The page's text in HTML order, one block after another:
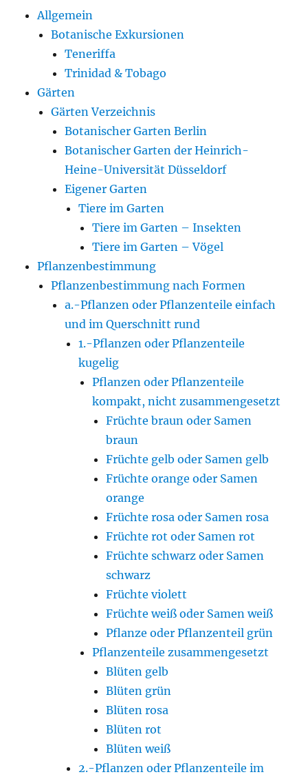
Allgemein
Botanische Exkursionen
Teneriffa
Trinidad & Tobago
Gärten
Gärten Verzeichnis
Botanischer Garten Berlin
Botanischer Garten der Heinrich-
Heine-Universität Düsseldorf
Eigener Garten
Tiere im Garten
Tiere im Garten – Insekten
Tiere im Garten – Vögel
Pflanzenbestimmung
Pflanzenbestimmung nach Formen
a.-Pflanzen oder Pflanzenteile einfach
und im Querschnitt rund
1.-Pflanzen oder Pflanzenteile
kugelig
Pflanzen oder Pflanzenteile
kompakt, nicht zusammengesetzt
Früchte braun oder Samen
braun
Früchte gelb oder Samen gelb
Früchte orange oder Samen
orange
Früchte rosa oder Samen rosa
Früchte rot oder Samen rot
Früchte schwarz oder Samen
schwarz
Früchte violett
Früchte weiß oder Samen weiß
Pflanze oder Pflanzenteil grün
Pflanzenteile zusammengesetzt
Blüten gelb
Blüten grün
Blüten rosa
Blüten rot
Blüten weiß
2.-Pflanzen oder Pflanzenteile im